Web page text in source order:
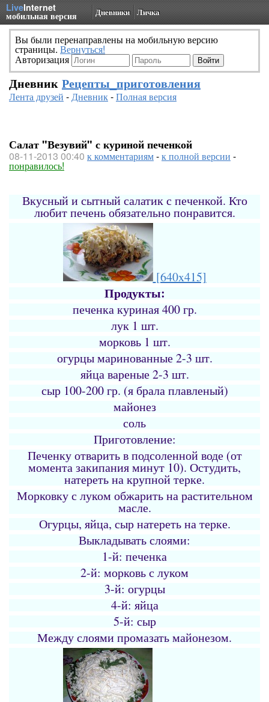
LiveInternet
мобильная версия Дневники Личка
Вы были перенаправлены на мобильную версию
страницы. Вернуться!
Авторизация
Дневник Рецепты_приготовления
Лента друзей -Дневник-Полная версия
Салат "Везувий" с куриной печенкой
08-11-2013 00:40 к комментариям-к полной версии -
понравилось!
Вкусный и сытный салатик с печенкой. Кто
любит печень обязательно понравится.
[640x415]
Продукты:
печенка куриная 400 гр.
лук 1 шт.
морковь 1 шт.
огурцы маринованные 2-3 шт.
яйца вареные 2-3 шт.
сыр 100-200 гр. (я брала плавленый)
майонез
соль
Приготовление:
Печенку отварить в подсоленной воде (от
момента закипания минут 10). Остудить,
натереть на крупной терке.
Морковку с луком обжарить на растительном
масле.
Огурцы, яйца, сыр натереть на терке.
Выкладывать слоями:
1-й: печенка
2-й: морковь с луком
3-й: огурцы
4-й: яйца
5-й: сыр
Между слоями промазать майонезом.